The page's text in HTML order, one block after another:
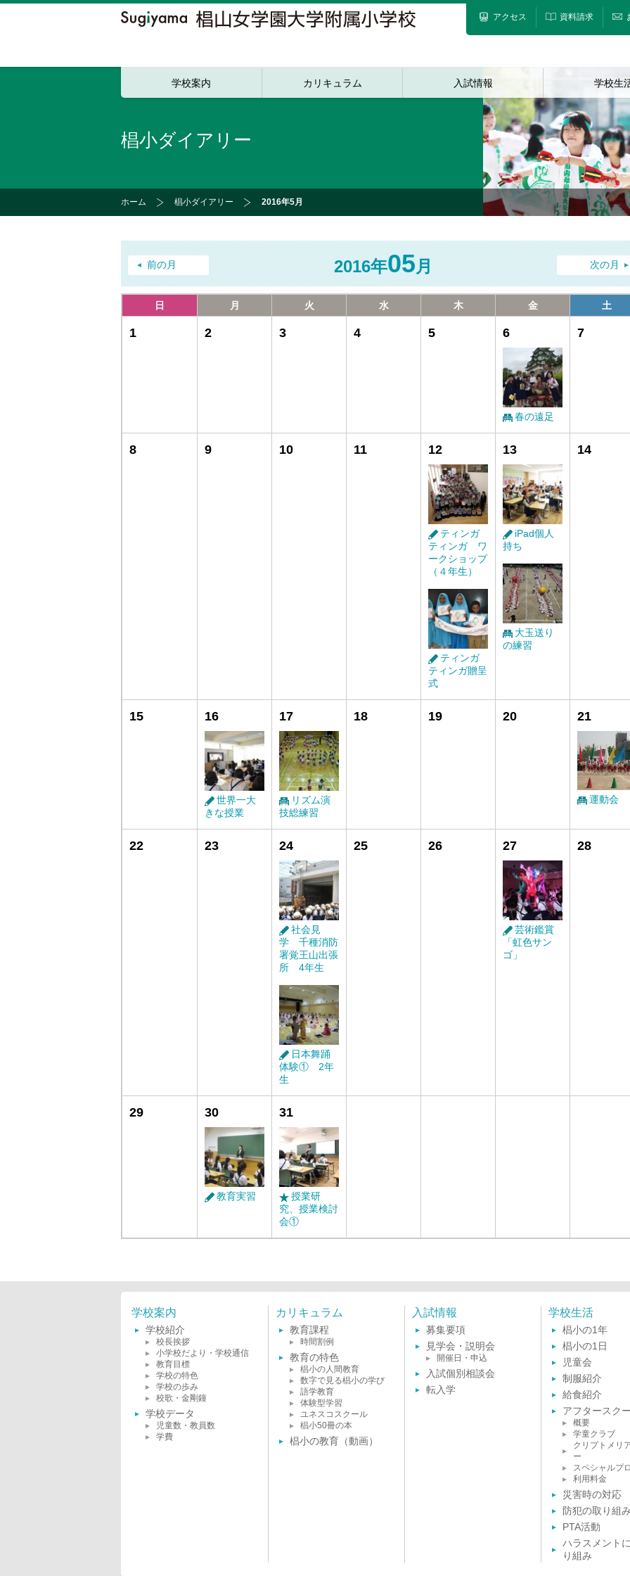
アクセス 資料請求
学校案内 カリキュラム 入試情報 学校生
椙小ダイアリー
ホーム 椙小ダイアリー 2016年5月
2016年05月
前の月 次の月
日 月 火 水 木 金 土
1 2 3 4 5 6
春の遠足
7
8 9 10 11 12
ティンガ
ティンガ ワ
ークショップ
（４年生）
ティンガ
ティンガ贈呈
式
13
iPad個人
持ち
大玉送り
の練習
14
15 16
世界一大
きな授業
17
リズム演
技総練習
18 19 20 21
運動会
22 23 24
社会見
学 千種消防
署覚王山出張
所 4年生
日本舞踊
体験① 2年
生
25 26 27
芸術鑑賞
「虹色サン
ゴ」
28
29 30
教育実習
31
授業研
究、授業検討
会①
学校案内
学校紹介
校長挨拶
小学校だより・学校通信
教育目標
学校の特色
学校の歩み
校歌・金剛鐘
学校データ
児童数・教員数
学費
カリキュラム
教育課程
時間割例
教育の特色
椙小の人間教育
数字で見る椙小の学び
語学教育
体験型学習
ユネスコスクール
椙小50冊の本
椙小の教育（動画）
入試情報
募集要項
見学会・説明会
開催日・申込
入試個別相談会
転入学
学校生活
椙小の1年
椙小の1日
児童会
制服紹介
給食紹介
アフタースク
概要
学童クラブ
クリプトメリ
ー
スペシャルプ
利用料金
災害時の対応
防犯の取り組み
PTA活動
ハラスメント
り組み